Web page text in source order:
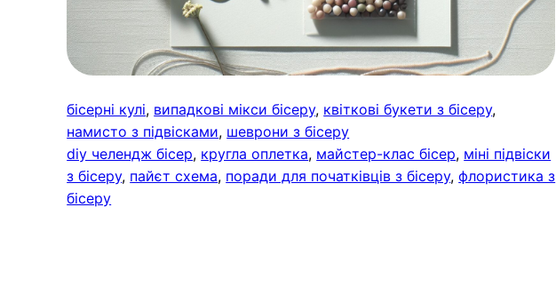
бісерні кулі, випадкові мікси бісеру, квіткові букети з бісеру
намисто з підвісками, шеврони з бісеру
diy челендж бісер, кругла оплетка, майстер-клас бісер, міні підвіски
з бісеру, пайєт схема, поради для початківців з бісеру, флористика з
бісеру